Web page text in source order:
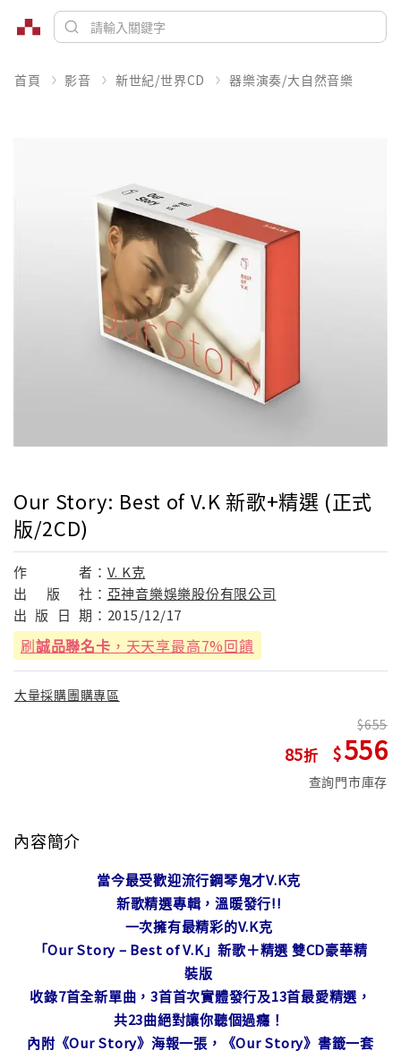
首頁 影音 新世紀/世界CD 器樂演奏/大自然音樂
Our Story: Best of V.K 新歌+精選 (正式
版/2CD)
作 者： V. K克
出
版 社： 亞神音樂娛樂股份有限公司
出 版 日 期： 2015/12/17
刷誠品聯名卡 ，天天享最高7%回饋
大量採購團購專區
85
655
556
查詢門市庫存
內容簡介
當今最受歡迎流行鋼琴鬼才V.K克
新歌精選專輯，溫暖發行!!
一次擁有最精彩的V.K克
「Our Story – Best of V.K」新歌＋精選 雙CD豪華精
裝版
收錄7首全新單曲，3首首次實體發行及13首最愛精選，
共23曲絕對讓你聽個過癮！
內附《Our Story》海報一張，《Our Story》書籤一套